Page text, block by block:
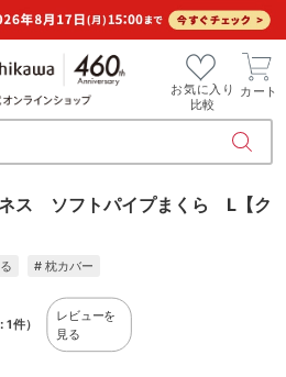
お気に入り
比較
カート
ス ソフトパイプまくら L【ク
# 枕カバー
件）
レビューを
見る